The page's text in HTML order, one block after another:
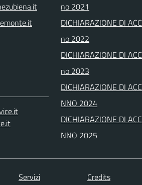
no 2021
DICHIARAZIONE DI
no 2022
DICHIARAZIONE DI
no 2023
DICHIARAZIONE DI
NNO 2024
DICHIARAZIONE DI
NNO 2025
Servizi Credits